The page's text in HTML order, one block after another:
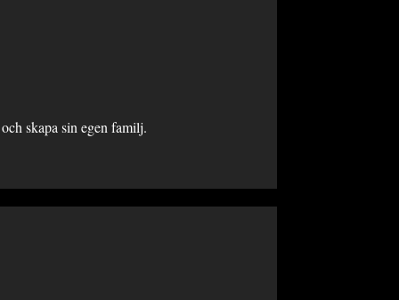
skapa sin egen familj.